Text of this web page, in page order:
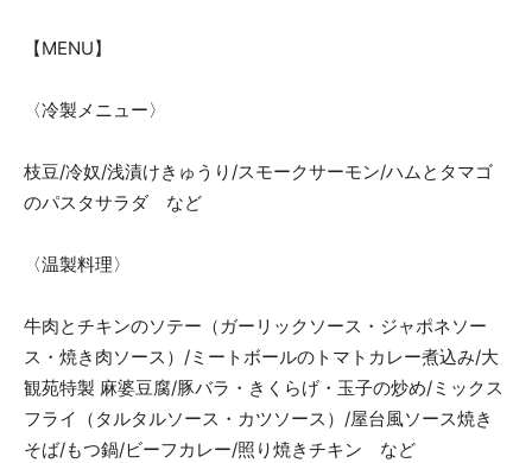
【MENU】
〈冷製メニュー〉
枝豆/冷奴/浅漬けきゅうり/スモークサーモン/ハムとタマゴ
のパスタサラダ など
〈温製料理〉
牛肉とチキンのソテー（ガーリックソース・ジャポネソー
ス・焼き肉ソース）/ミートボールのトマトカレー煮込み/大
観苑特製 麻婆豆腐/豚バラ・きくらげ・玉子の炒め/ミックス
フライ（タルタルソース・カツソース）/屋台風ソース焼き
そば/もつ鍋/ビーフカレー/照り焼きチキン など